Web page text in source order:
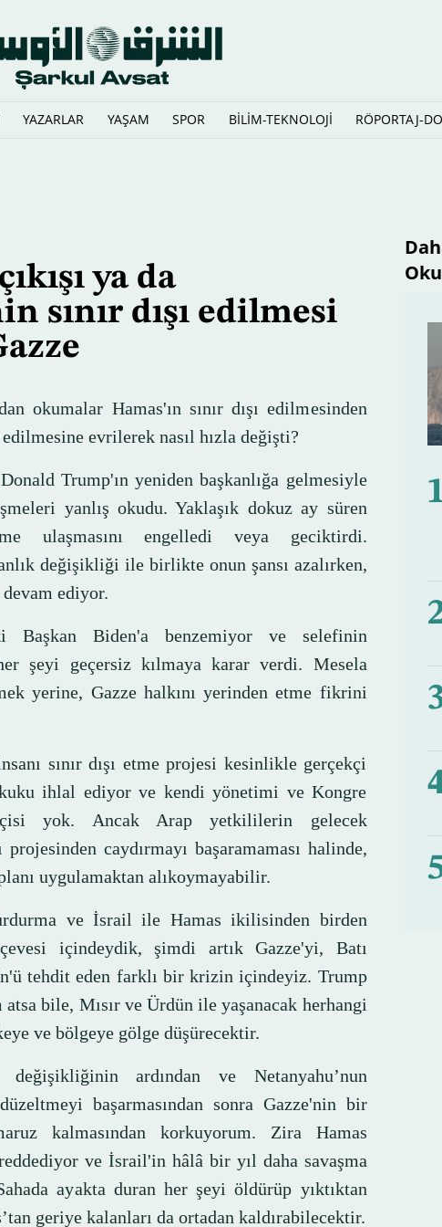
YAZARLAR YAŞAM SPOR BİLİM-TEKNOLOJİ RÖPORTAJ-
ya da
sınır dışı edilmesi
okumalar Hamas'ın sınır dışı edilmesinden
evrilerek nasıl hızla değişti?
Trump'ın yeniden başkanlığa gelmesiyle
yanlış okudu. Yaklaşık dokuz ay süren
ulaşmasını engelledi veya geciktirdi.
değişikliği ile birlikte onun şansı azalırken,
devam ediyor.
Başkan Biden'a benzemiyor ve selefinin
her şeyi geçersiz kılmaya karar verdi. Mesela
yerine, Gazze halkını yerinden etme fikrini
sınır dışı etme projesi kesinlikle gerçekçi
ihlal ediyor ve kendi yönetimi ve Kongre
yok. Ancak Arap yetkililerin gelecek
caydırmayı başaramaması halinde,
uygulamaktan alıkoymayabilir.
ve İsrail ile Hamas ikilisinden birden
içindeydik, şimdi artık Gazze'yi, Batı
tehdit eden farklı bir krizin içindeyiz. Trump
bile, Mısır ve Ürdün ile yaşanacak herhangi
ve bölgeye gölge düşürecektir.
değişikliğinin ardından ve Netanyahu’nun
başarmasından sonra Gazze'nin bir
kalmasından korkuyorum. Zira Hamas
reddediyor ve İsrail'in hâlâ bir yıl daha savaşma
ayakta duran her şeyi öldürüp yıktıktan
geriye kalanları da ortadan kaldırabilecektir.
Oku